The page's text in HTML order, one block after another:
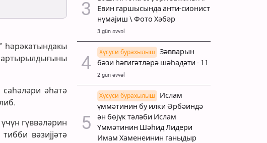
һәрәкатындакы
әһатә
гүввәләрин
вәзијјәтә
Евин гаршысында анти-сионист
нүмајиш \ Фото Хәбәр
3 gün əvvəl
Хүсуси бурахылыш
Зәвварын
бәзи һәгигәтләрә шәһадәти - 11
2 gün əvvəl
Хүсуси бурахылыш
Ислам
үммәтинин бу илки Әрбәиндә
ән бөјүк тәләби Ислам
Үммәтинин Шәһид Лидери
Имам Хаменеинин ганыдыр